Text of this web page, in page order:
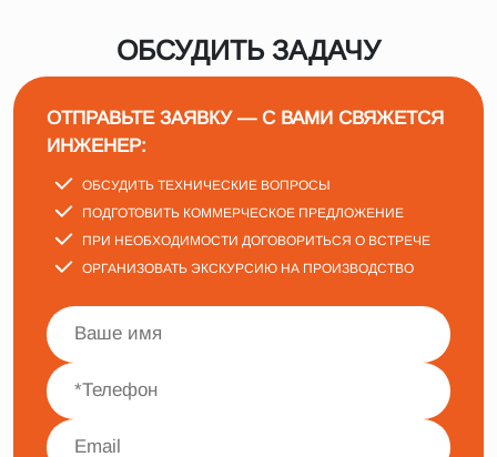
ОБСУДИТЬ ЗАДАЧУ
ОТПРАВЬТЕ ЗАЯВКУ — С ВАМИ СВЯЖЕТСЯ
ИНЖЕНЕР:
ОБСУДИТЬ ТЕХНИЧЕСКИЕ ВОПРОСЫ
ПОДГОТОВИТЬ КОММЕРЧЕСКОЕ ПРЕДЛОЖЕНИЕ
ПРИ НЕОБХОДИМОСТИ ДОГОВОРИТЬСЯ О ВСТРЕЧЕ
ОРГАНИЗОВАТЬ ЭКСКУРСИЮ НА ПРОИЗВОДСТВО